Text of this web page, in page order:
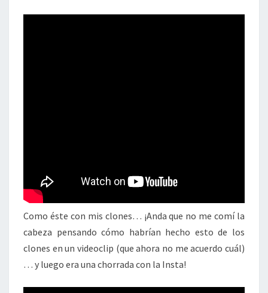
Como éste con mis clones… ¡Anda que no me comí la
cabeza pensando cómo habrían hecho esto de los
clones en un videoclip (que ahora no me acuerdo cuál)
… y luego era una chorrada con la Insta!